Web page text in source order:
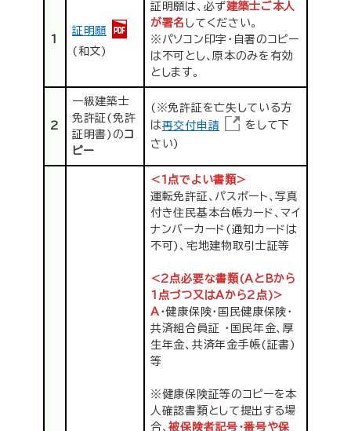
1
証明願
(和文)
証明願は、必ず建築士ご本人
が署名 してください。
※パソコン印字・自署のコピー
は不可とし、原本のみを有効
とします。
2
一級建築士
免許証(免許
証明書)のコ
ピー
(※免許証を亡失している方
は再交付申請
をして下
さい)
<1点でよい書類>
運転免許証、パスポート、写真
付き住民基本台帳カード、マイ
ナンバーカード(通知カードは
不可)、宅地建物取引士証等
<2点必要な書類(AとBから
1点づつ又はAから2点)>
A ・健康保険・国民健康保険・
共済組合員証 ・国民年金、厚
生年金、共済年金手帳(証書)
等
※健康保険証等のコピーを本
人確認書類として提出する場
合、被保険者記号・番号や保